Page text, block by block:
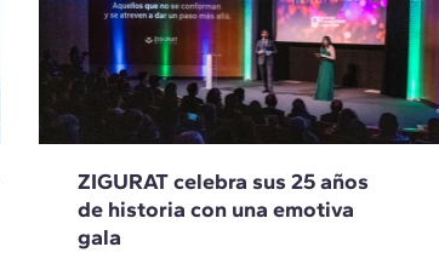
ZIGURAT celebra sus 25 años
de historia con una emotiva
gala